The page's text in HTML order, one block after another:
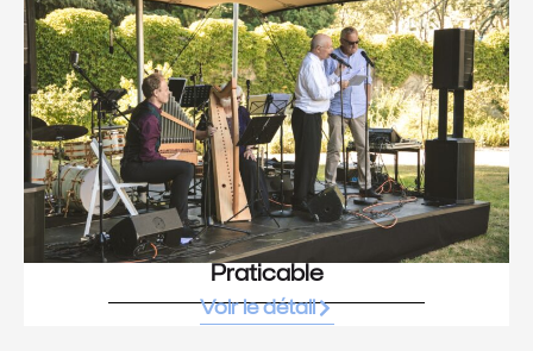
Praticable
Voir le détail